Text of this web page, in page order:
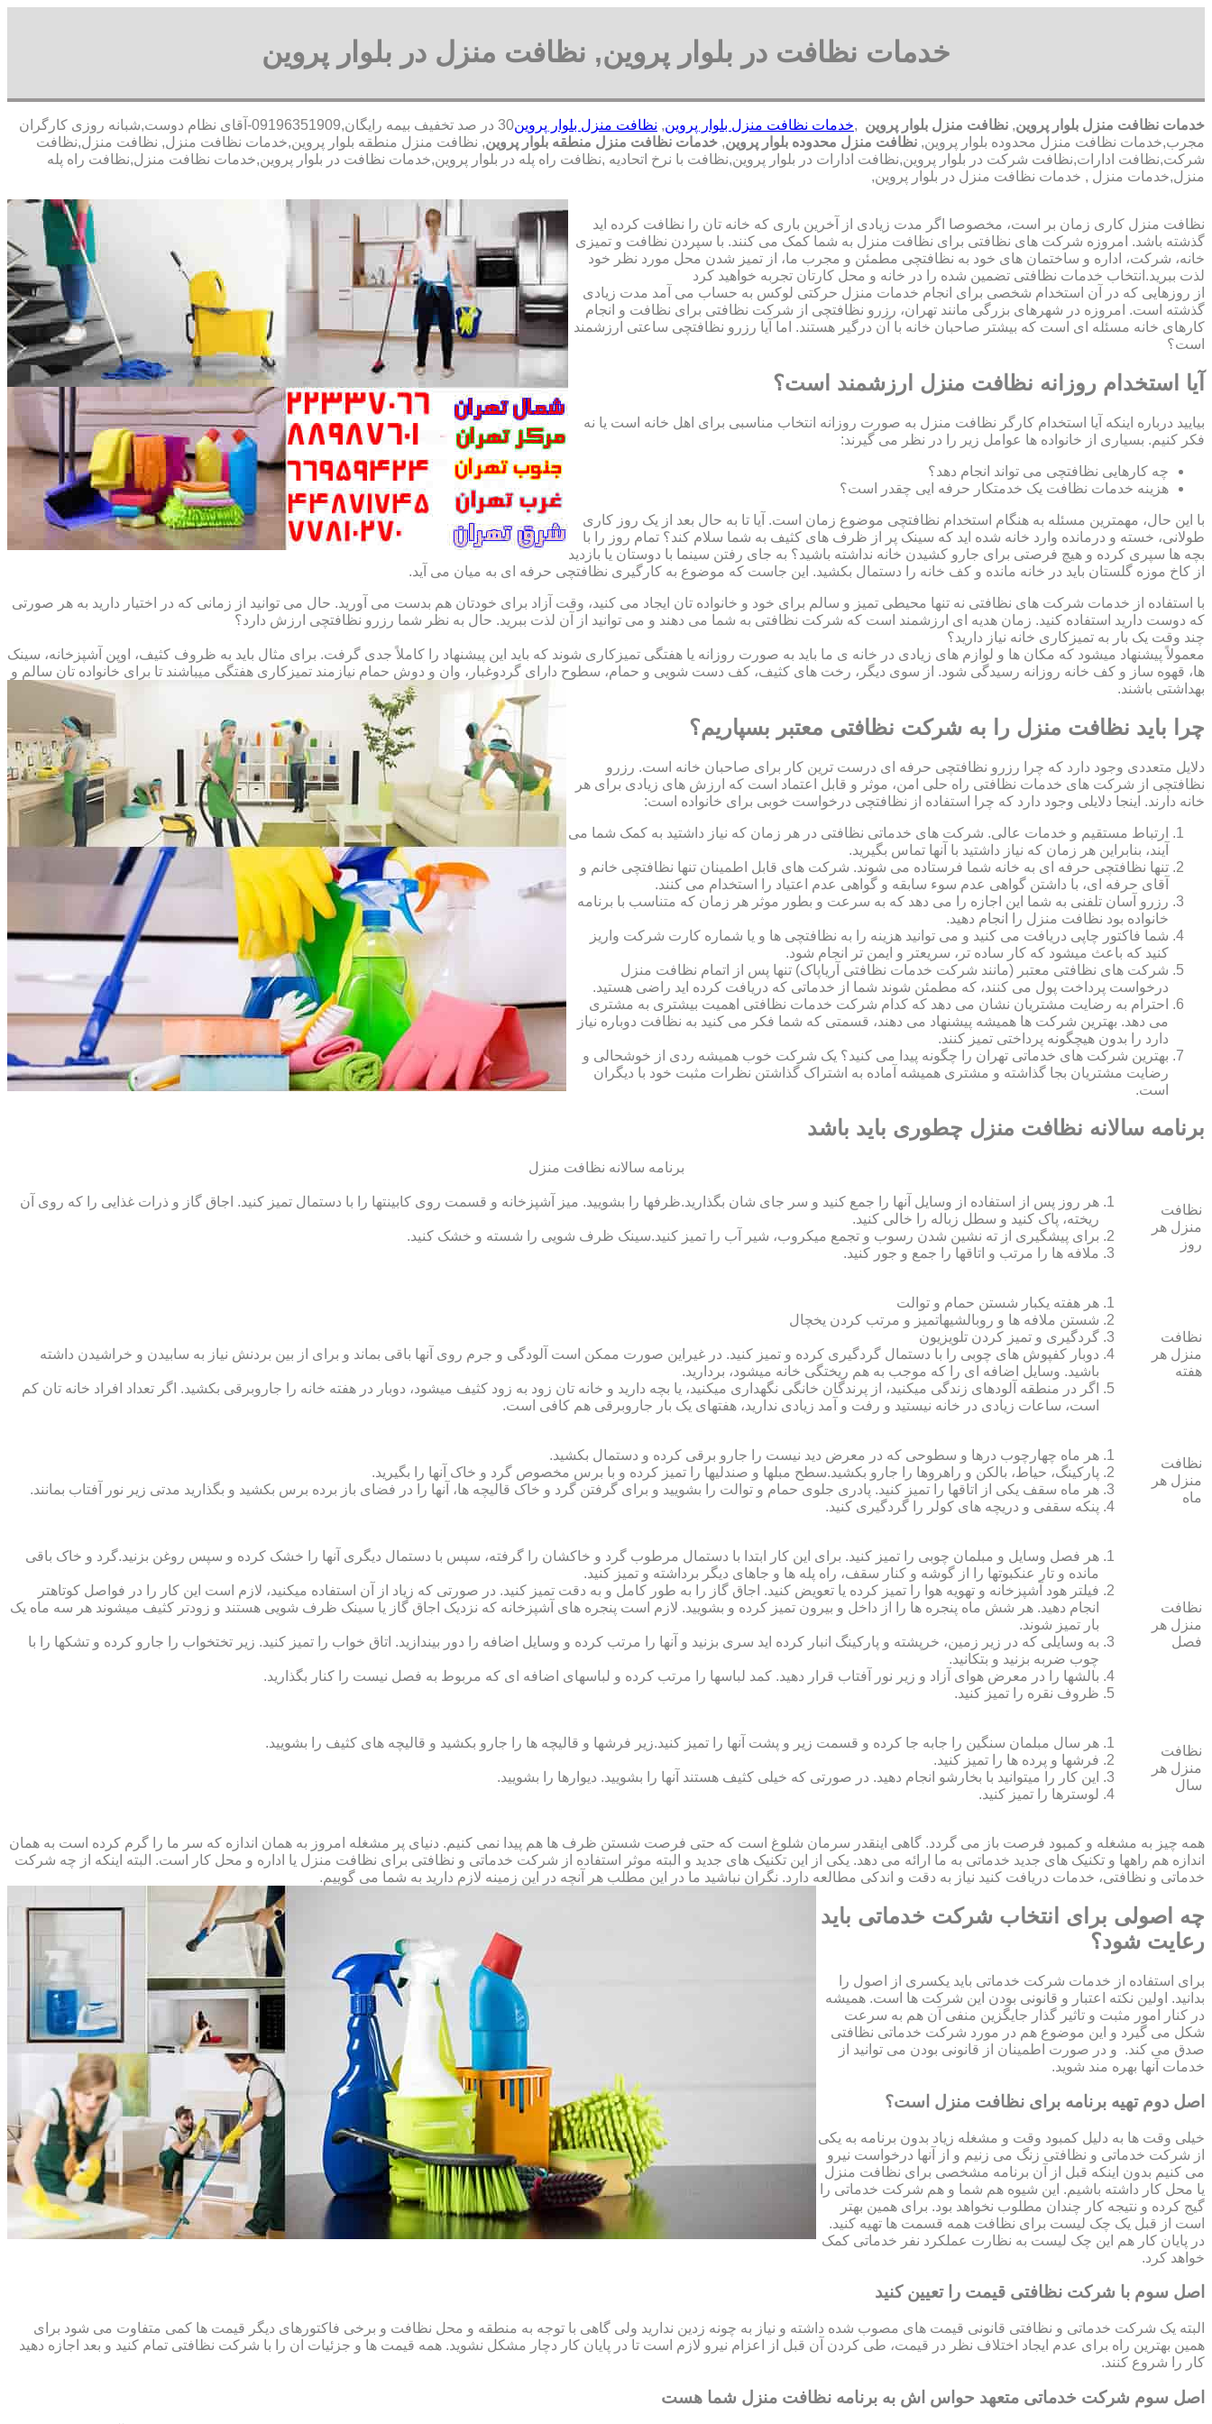
خدمات نظافت در بلوار پروین, نظافت منزل در بلوار پروین
خدمات نظافت منزل بلوار پروین, نظافت منزل بلوار پروین ,خدمات نظافت منزل بلوار پروین, نظافت منزل بلوار پروین
30 در صد تخفیف بیمه رایگان,09196351909-آقای نظام دوست,شبانه روزی کارگران
مجرب,خدمات نظافت منزل محدوده بلوار پروین, نظافت منزل محدوده بلوار پروین, خدمات نظافت منزل منطقه بلوار پروین, نظافت منزل منطقه بلوار پروین,خدمات نظافت منزل, نظافت منزل,نظافت
شرکت,نظافت ادارات,نظافت شرکت در بلوار پروین,نظافت ادارات در بلوار پروین,نظافت با نرخ اتحادیه ,نظافت راه پله در بلوار پروین,خدمات نظافت در بلوار پروین,خدمات نظافت منزل,نظافت راه پله
منزل,خدمات منزل , خدمات نظافت منزل در بلوار پروین,
نظافت منزل کاری زمان بر است، مخصوصا اگر مدت زیادی از آخرین باری که خانه تان را نظافت کرده اید
گذشته باشد. امروزه شرکت های نظافتی برای نظافت منزل به شما کمک می کنند. با سپردن نظافت و تمیزی
خانه، شرکت، اداره و ساختمان های خود به نظافتچی مطمئن و مجرب ما، از تمیز شدن محل مورد نظر خود
لذت ببرید.انتخاب خدمات نظافتی تضمین شده را در خانه و محل کارتان تجربه خواهید کرد
از روزهایی که در آن استخدام شخصی برای انجام خدمات منزل حرکتی لوکس به حساب می آمد مدت زیادی
گذشته است. امروزه در شهرهای بزرگی مانند تهران، رزرو نظافتچی از شرکت نظافتی برای نظافت و انجام
کارهای خانه مسئله ای است که بیشتر صاحبان خانه با آن درگیر هستند. اما آیا رزرو نظافتچی ساعتی ارزشمند
است؟
آیا استخدام روزانه نظافت منزل ارزشمند است؟
بیایید درباره اینکه آیا استخدام کارگر نظافت منزل به صورت روزانه انتخاب مناسبی برای اهل خانه است یا نه
فکر کنیم. بسیاری از خانواده ها عوامل زیر را در نظر می گیرند:
چه کارهایی نظافتچی می تواند انجام دهد؟
هزینه خدمات نظافت یک خدمتکار حرفه ایی چقدر است؟
با این حال، مهمترین مسئله به هنگام استخدام نظافتچی موضوع زمان است. آیا تا به حال بعد از یک روز کاری
طولانی، خسته و درمانده وارد خانه شده اید که سینک پر از ظرف های کثیف به شما سلام کند؟ تمام روز را با
بچه ها سپری کرده و هیچ فرصتی برای جارو کشیدن خانه نداشته باشید؟ به جای رفتن سینما با دوستان یا بازدید
از کاخ موزه گلستان باید در خانه مانده و کف خانه را دستمال بکشید. این جاست که موضوع به کارگیری نظافتچی حرفه ای به میان می آید.
با استفاده از خدمات شرکت های نظافتی نه تنها محیطی تمیز و سالم برای خود و خانواده تان ایجاد می کنید، وقت آزاد برای خودتان هم بدست می آورید. حال می توانید از زمانی که در اختیار دارید به هر صورتی
که دوست دارید استفاده کنید. زمان هدیه ای ارزشمند است که شرکت نظافتی به شما می دهند و می توانید از آن لذت ببرید. حال به نظر شما رزرو نظافتچی ارزش دارد؟
چند وقت یک بار به تمیزکاری خانه نیاز دارید؟
معمولاً پیشنهاد میشود که مکان ها و لوازم های زیادی در خانه ی ما باید به صورت روزانه یا هفتگی تمیزکاری شوند که باید این پیشنهاد را کاملاً جدی گرفت. برای مثال باید به ظروف کثیف، اوپن آشپزخانه، سینک
ها، قهوه ساز و کف خانه روزانه رسیدگی شود. از سوی دیگر، رخت های کثیف، کف دست شویی و حمام، سطوح دارای گردوغبار، وان و دوش حمام نیازمند تمیزکاری هفتگی میباشند تا برای خانواده تان سالم و
بهداشتی باشند.
چرا باید نظافت منزل را به شرکت نظافتی معتبر بسپاریم؟
دلایل متعددی وجود دارد که چرا رزرو نظافتچی حرفه ای درست ترین کار برای صاحبان خانه است. رزرو
نظافتچی از شرکت های خدمات نظافتی راه حلی امن، موثر و قابل اعتماد است که ارزش های زیادی برای هر
خانه دارند. اینجا دلایلی وجود دارد که چرا استفاده از نظافتچی درخواست خوبی برای خانواده است:
ارتباط مستقیم و خدمات عالی. شرکت های خدماتی نظافتی در هر زمان که نیاز داشتید به کمک شما می
آیند، بنابراین هر زمان که نیاز داشتید با آنها تماس بگیرید.
تنها نظافتچی حرفه ای به خانه شما فرستاده می شوند. شرکت های قابل اطمینان تنها نظافتچی خانم و
آقای حرفه ای، با داشتن گواهی عدم سوء سابقه و گواهی عدم اعتیاد را استخدام می کنند.
رزرو آسان تلفنی به شما این اجازه را می دهد که به سرعت و بطور موثر هر زمان که متناسب با برنامه
خانواده بود نظافت منزل را انجام دهید.
شما فاکتور چاپی دریافت می کنید و می توانید هزینه را به نظافتچی ها و یا شماره کارت شرکت واریز
کنید که باعث میشود که کار ساده تر، سریعتر و ایمن تر انجام شود.
شرکت های نظافتی معتبر (مانند شرکت خدمات نظافتی آریاپاک) تنها پس از اتمام نظافت منزل
درخواست پرداخت پول می کنند، که مطمئن شوند شما از خدماتی که دریافت کرده اید راضی هستید.
احترام به رضایت مشتریان نشان می دهد که کدام شرکت خدمات نظافتی اهمیت بیشتری به مشتری
می دهد. بهترین شرکت ها همیشه پیشنهاد می دهند، قسمتی که شما فکر می کنید به نظافت دوباره نیاز
دارد را بدون هیچگونه پرداختی تمیز کنند.
بهترین شرکت های خدماتی تهران را چگونه پیدا می کنید؟ یک شرکت خوب همیشه ردی از خوشحالی و
رضایت مشتریان بجا گذاشته و مشتری همیشه آماده به اشتراک گذاشتن نظرات مثبت خود با دیگران
است.
برنامه سالانه نظافت منزل چطوری باید باشد
برنامه سالانه نظافت منزل
نظافت
منزل هر
روز
هر روز پس از استفاده از وسایل آنها را جمع کنید و سر جای شان بگذارید.ظرف‏ها را بشویید. میز آشپزخانه و قسمت روی کابینت‏ها را با دستمال تمیز کنید. اجاق گاز و ذرات غذایی را که روی آن
ریخته، پاک کنید و سطل زباله را خالی کنید.
برای پیشگیری از ته نشین شدن رسوب و تجمع میکروب، شیر آب را تمیز کنید.سینک ظرف شویی را شسته و خشک کنید.
ملافه‏ ها را مرتب و اتاق‏ها را جمع و جور کنید.
نظافت
منزل هر
هفته
هر هفته یکبار شستن حمام و توالت
شستن ملافه‏ ها و روبالشی‎هاتمیز و مرتب کردن یخچال
گردگیری و تمیز کردن تلویزیون
دوبار کفپوش‏ های چوبی را با دستمال گردگیری کرده و تمیز کنید. در غیراین صورت ممکن است آلودگی و جرم روی آنها باقی بماند و برای از بین بردنش نیاز به سابیدن و خراشیدن داشته
باشید. وسایل اضافه ای را که موجب به هم ریختگی خانه می‏شود، بردارید.
اگر در منطقه آلوده‏ای زندگی می‏کنید، از پرندگان خانگی نگهداری می‏کنید، یا بچه دارید و خانه‏ تان زود به زود کثیف می‏شود، دوبار در هفته خانه را جاروبرقی بکشید. اگر تعداد افراد خانه ‏تان کم
است، ساعات زیادی در خانه نیستید و رفت و آمد زیادی ندارید، هفته‏ای یک بار جاروبرقی هم کافی است.
نظافت
منزل هر
ماه
هر ماه چهارچوب درها و سطوحی که در معرض دید نیست را جارو برقی کرده و دستمال بکشید.
پارکینگ، حیاط، بالکن و راهروها را جارو بکشید.سطح مبل‏ها و صندلی‏ها را تمیز کرده و با برس مخصوص گرد و خاک آنها را بگیرید.
هر ماه سقف یکی از اتاق‏ها را تمیز کنید. پادری جلوی حمام و توالت را بشویید و برای گرفتن گرد و خاک قالیچه‏ ها، آنها را در فضای باز برده برس بکشید و بگذارید مدتی زیر نور آفتاب بمانند.
پنکه سقفی و دریچه‏ های کولر را گردگیری کنید.
نظافت
منزل هر
فصل
هر فصل وسایل و مبلمان چوبی را تمیز کنید. برای این کار ابتدا با دستمال مرطوب گرد و خاک‏شان را گرفته، سپس با دستمال دیگری آنها را خشک کرده و سپس روغن بزنید.گرد و خاک باقی
مانده و تار عنکبوت‏ها را از گوشه و کنار سقف، راه پله‏ ها و جاهای دیگر برداشته و تمیز کنید.
فیلتر هود آشپزخانه و تهویه هوا را تمیز کرده یا تعویض کنید. اجاق گاز را به طور کامل و به دقت تمیز کنید. در صورتی که زیاد از آن استفاده می‏کنید، لازم است این کار را در فواصل کوتاه‏تر
انجام دهید. هر شش ماه پنجره‏ ها را از داخل و بیرون تمیز کرده و بشویید. لازم است پنجره‏ های آشپزخانه که نزدیک اجاق گاز یا سینک ظرف شویی هستند و زودتر کثیف می‏شوند هر سه ماه یک
بار تمیز شوند.
به وسایلی که در زیر زمین، خرپشته و پارکینگ انبار کرده‏ اید سری بزنید و آنها را مرتب کرده و وسایل اضافه را دور بیندازید. اتاق خواب را تمیز کنید. زیر تختخواب را جارو کرده و تشک‏ها را با
چوب ضربه بزنید و بتکانید.
بالش‏ها را در معرض هوای آزاد و زیر نور آفتاب قرار دهید. کمد لباس‏ها را مرتب کرده و لباس‏های اضافه ای که مربوط به فصل نیست را کنار بگذارید.
ظروف نقره را تمیز کنید.
نظافت
منزل هر
سال
هر سال مبلمان سنگین را جابه جا کرده و قسمت زیر و پشت آنها را تمیز کنید.زیر فرش‏ها و قالیچه‏ ها را جارو بکشید و قالیچه‏ های کثیف را بشویید.
فرش‏ها و پرده ‏ها را تمیز کنید.
این کار را می‏توانید با بخارشو انجام دهید. در صورتی که خیلی کثیف هستند آنها را بشویید. دیوارها را بشویید.
لوسترها را تمیز کنید.
همه چیز به مشغله و کمبود فرصت باز می گردد. گاهی اینقدر سرمان شلوغ است که حتی فرصت شستن ظرف ها هم پیدا نمی کنیم. دنیای پر مشغله امروز به همان اندازه که سر ما را گرم کرده است به همان
اندازه هم راهها و تکنیک های جدید خدماتی به ما ارائه می دهد. یکی از این تکنیک های جدید و البته موثر استفاده از شرکت خدماتی و نظافتی برای نظافت منزل یا اداره و محل کار است. البته اینکه از چه شرکت
خدماتی و نظافتی، خدمات دریافت کنید نیاز به دقت و اندکی مطالعه دارد. نگران نباشید ما در این مطلب هر آنچه در این زمینه لازم دارید به شما می گوییم.
چه اصولی برای انتخاب شرکت خدماتی باید
رعایت شود؟
برای استفاده از خدمات شرکت خدماتی باید یکسری از اصول را
بدانید. اولین نکته اعتبار و قانونی بودن این شرکت ها است. همیشه
در کنار امور مثبت و تاثیر گذار جایگزین منفی آن هم به سرعت
شکل می گیرد و این موضوع هم در مورد شرکت خدماتی نظافتی
صدق می کند. و در صورت اطمینان از قانونی بودن می توانید از
خدمات آنها بهره مند شوید.
اصل دوم تهیه برنامه برای نظافت منزل است؟
خیلی وقت ها به دلیل کمبود وقت و مشغله زیاد بدون برنامه به یکی
از شرکت خدماتی و نظافتی زنگ می زنیم و از آنها درخواست نیرو
می کنیم بدون اینکه قبل از آن برنامه مشخصی برای نظافت منزل
یا محل کار داشته باشیم. این شیوه هم شما و هم شرکت خدماتی را
گیج کرده و نتیجه کار چندان مطلوب نخواهد بود. برای همین بهتر
است از قبل یک چک لیست برای نظافت همه قسمت ها تهیه کنید.
در پایان کار هم این چک لیست به نظارت عملکرد نفر خدماتی کمک
خواهد کرد.
اصل سوم با شرکت نظافتی قیمت را تعیین کنید
البته یک شرکت خدماتی و نظافتی قانونی قیمت های مصوب شده داشته و نیاز به چونه زدین ندارید ولی گاهی با توجه به منطقه و محل نظافت و برخی فاکتورهای دیگر قیمت ها کمی متفاوت می شود برای
همین بهترین راه برای عدم ایجاد اختلاف نظر در قیمت، طی کردن آن قبل از اعزام نیرو لازم است تا در پایان کار دچار مشکل نشوید. همه قیمت ها و جزئیات ان را با شرکت نظافتی تمام کنید و بعد اجازه دهید
کار را شروع کنند.
اصل سوم شرکت خدماتی متعهد حواس اش به برنامه نظافت منزل شما هست